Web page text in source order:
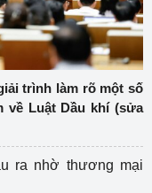
trình làm rõ một số
về Luật Dầu khí (sửa
ra nhờ thương mại